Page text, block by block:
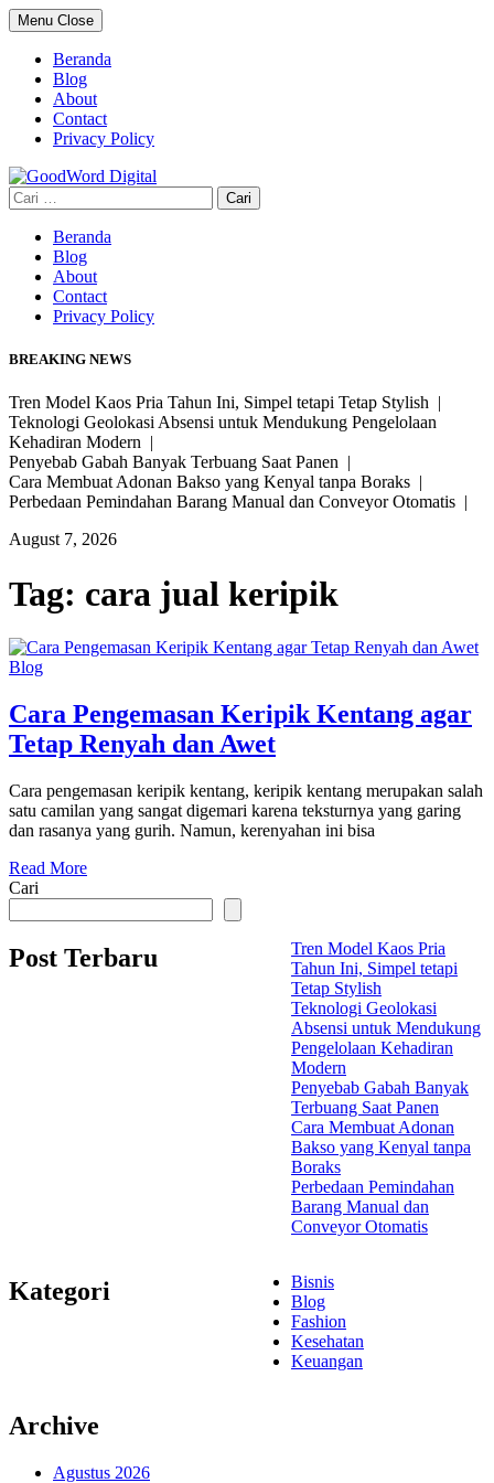
Skip
to
content
Menu Close
Beranda
Blog
About
Contact
Privacy Policy
Cari
untuk:
Beranda
Blog
About
Contact
Privacy Policy
BREAKING NEWS
Tren Model Kaos Pria Tahun Ini, Simpel tetapi Tetap Stylish |
Teknologi Geolokasi Absensi untuk Mendukung Pengelolaan
Kehadiran Modern |
Penyebab Gabah Banyak Terbuang Saat Panen |
Cara Membuat Adonan Bakso yang Kenyal tanpa Boraks |
Perbedaan Pemindahan Barang Manual dan Conveyor Otomatis |
August 7, 2026
Tag: cara jual keripik
Blog
Cara Pengemasan Keripik Kentang agar
Tetap Renyah dan Awet
Cara pengemasan keripik kentang, keripik kentang merupakan salah
satu camilan yang sangat digemari karena teksturnya yang garing
dan rasanya yang gurih. Namun, kerenyahan ini bisa
Read More
Cari
Post Terbaru
Tren Model Kaos Pria
Tahun Ini, Simpel tetapi
Tetap Stylish
Teknologi Geolokasi
Absensi untuk Mendukung
Pengelolaan Kehadiran
Modern
Penyebab Gabah Banyak
Terbuang Saat Panen
Cara Membuat Adonan
Bakso yang Kenyal tanpa
Boraks
Perbedaan Pemindahan
Barang Manual dan
Conveyor Otomatis
Kategori
Bisnis
Blog
Fashion
Kesehatan
Keuangan
Archive
Agustus 2026